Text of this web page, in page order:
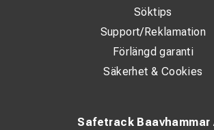
Safetrack Baavhammar
Söktips
Support/Reklamation
Förlängd garanti
Säkerhet & Cookies